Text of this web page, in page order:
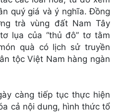
quý giá và ý nghĩa. Đồng
trà vùng đất Nam Tây
lụa của “thủ đô” tơ tằm
quà có lịch sử truyền
tộc Việt Nam hàng ngàn
càng tiếp tục thực hiện
cả nội dung, hình thức tổ